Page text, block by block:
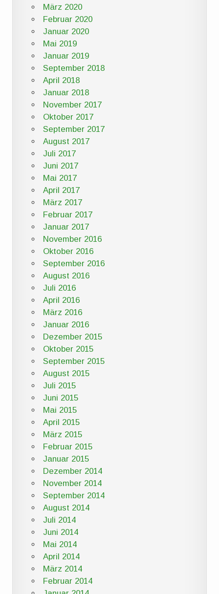
März 2020
Februar 2020
Januar 2020
Mai 2019
Januar 2019
September 2018
April 2018
Januar 2018
November 2017
Oktober 2017
September 2017
August 2017
Juli 2017
Juni 2017
Mai 2017
April 2017
März 2017
Februar 2017
Januar 2017
November 2016
Oktober 2016
September 2016
August 2016
Juli 2016
April 2016
März 2016
Januar 2016
Dezember 2015
Oktober 2015
September 2015
August 2015
Juli 2015
Juni 2015
Mai 2015
April 2015
März 2015
Februar 2015
Januar 2015
Dezember 2014
November 2014
September 2014
August 2014
Juli 2014
Juni 2014
Mai 2014
April 2014
März 2014
Februar 2014